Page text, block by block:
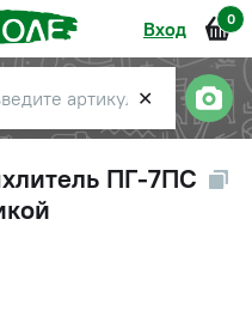
Вход 0
✕
ПГ-7ПС